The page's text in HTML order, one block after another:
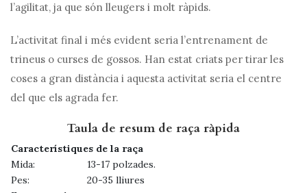
l’agilitat, ja que són lleugers i molt ràpids.
L’activitat final i més evident seria l’entrenament de
trineus o curses de gossos. Han estat criats per tirar les
coses a gran distància i aquesta activitat seria el centre
del que els agrada fer.
Taula de resum de raça ràpida
Característiques de la raça
Mida:
13-17 polzades.
Pes:
20-35 lliures